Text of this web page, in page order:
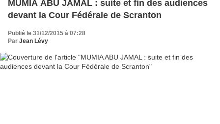
MUMIA ABU JAMAL : suite et fin des audiences
Publié le 31/12/2015 à 07:28
Par Jean Lévy